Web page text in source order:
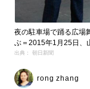
夜の駐車場で踊る広場
ぶ＝2015年1月25日、
出典： 朝日新聞
rong zhang